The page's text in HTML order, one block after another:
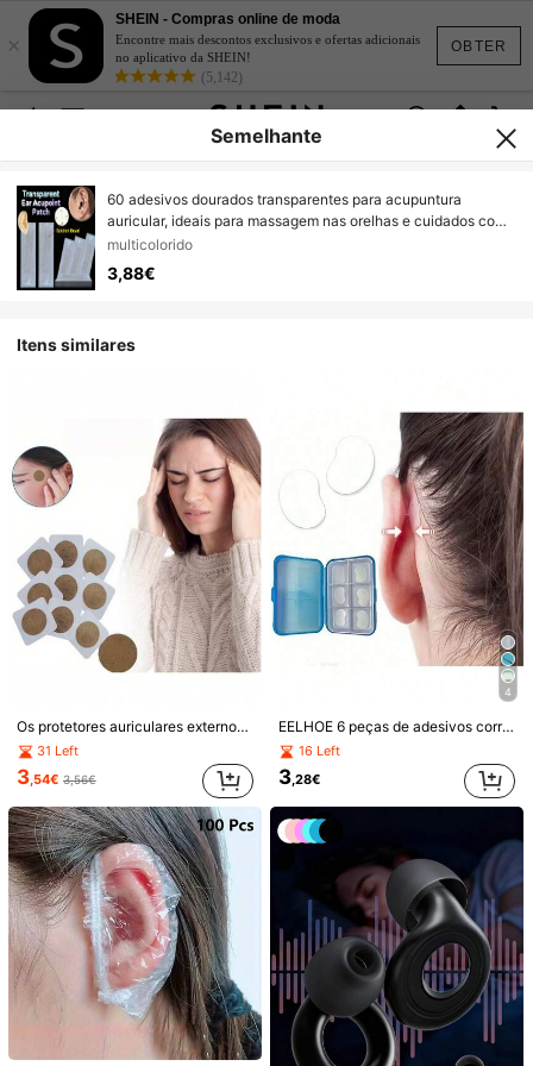
OBTER
×
SHEIN - Compras online de moda
Encontre mais descontos exclusivos e ofertas adicionais
no aplicativo da SHEIN!
(5,142)
1/12
60 adesivos dourados transparentes para acupuntura auricula
r, ideais para massagem nas orelhas e cuidados com o cor
po.
Especificação Geral
multicolorido
Tamanho
20 publicações 40 patches 60 patches
Envio para Portugal
Envio gratuito(Pedidos ≥ 14,90€)
Semelhante
60 adesivos dourados transparentes para acupuntura
auricular, ideais para massagem nas orelhas e cuidados com
o corpo.
multicolorido
3,88€
Itens similares
Os protetores auriculares externos são adequados para enjoo de movimento, enjoo marítimo, etc.
31 Left
3,54€ 3,56€
4
EELHOE 6 peças de adesivos corretivos para orelhas, adesivos verticais para levantamento do rosto em V, adesivos invisíveis para o rosto em V. Adequados para maquilhagem diária, baile de formatura, casamento, compras, encontros, jantar, maquilhagem de férias, presente para o Dia da Mãe, presente para a época de formatura, estilização de pestanas de férias, maquilhagem para festival de música eletrónica, festa de música eletrónica.
16 Left
3,28€